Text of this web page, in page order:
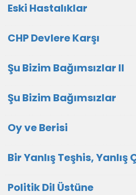
Eski Hastalıklar
CHP Devlere Karşı
Şu Bizim Bağımsızlar II
Şu Bizim Bağımsızlar
Oy ve Berisi
Bir Yanlış Teşhis, Yanlış
Politik Dil Üstüne